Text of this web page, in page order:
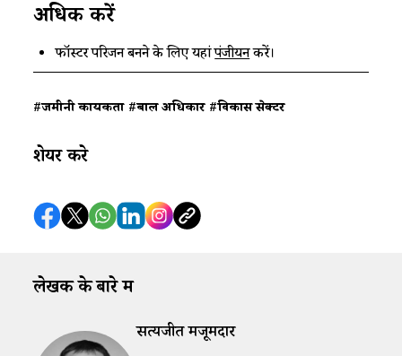
अधिक करें
फॉस्टर परिजन बनने के लिए यहांपंजीयनकरें।
#जमीनी कार्यकर्ता #बाल अधिकार #विकास सेक्टर
शेयर करे
लेखक के बारे में
सत्यजीत मजूमदार